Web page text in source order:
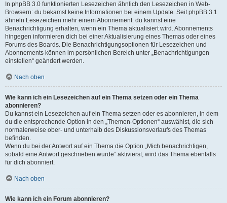
In phpBB 3.0 funktionierten Lesezeichen ähnlich den Lesezeichen in Web-
Browsern: du bekamst keine Informationen bei einem Update. Seit phpBB 3.1
ähneln Lesezeichen mehr einem Abonnement: du kannst eine
Benachrichtigung erhalten, wenn ein Thema aktualisiert wird. Abonnements
hingegen informieren dich bei einer Aktualisierung eines Themas oder eines
Forums des Boards. Die Benachrichtigungsoptionen für Lesezeichen und
Abonnements können im persönlichen Bereich unter „Benachrichtigungen
einstellen“ geändert werden.
Nach oben
Wie kann ich ein Lesezeichen auf ein Thema setzen oder ein Thema
abonnieren?
Du kannst ein Lesezeichen auf ein Thema setzen oder es abonnieren, in dem
du die entsprechende Option in den „Themen-Optionen“ auswählst, die sich
normalerweise ober- und unterhalb des Diskussionsverlaufs des Themas
befinden.
Wenn du bei der Antwort auf ein Thema die Option „Mich benachrichtigen,
sobald eine Antwort geschrieben wurde“ aktivierst, wird das Thema ebenfalls
für dich abonniert.
Nach oben
Wie kann ich ein Forum abonnieren?